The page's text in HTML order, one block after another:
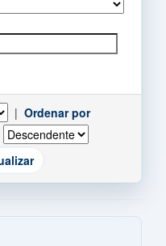
| Ordenar por